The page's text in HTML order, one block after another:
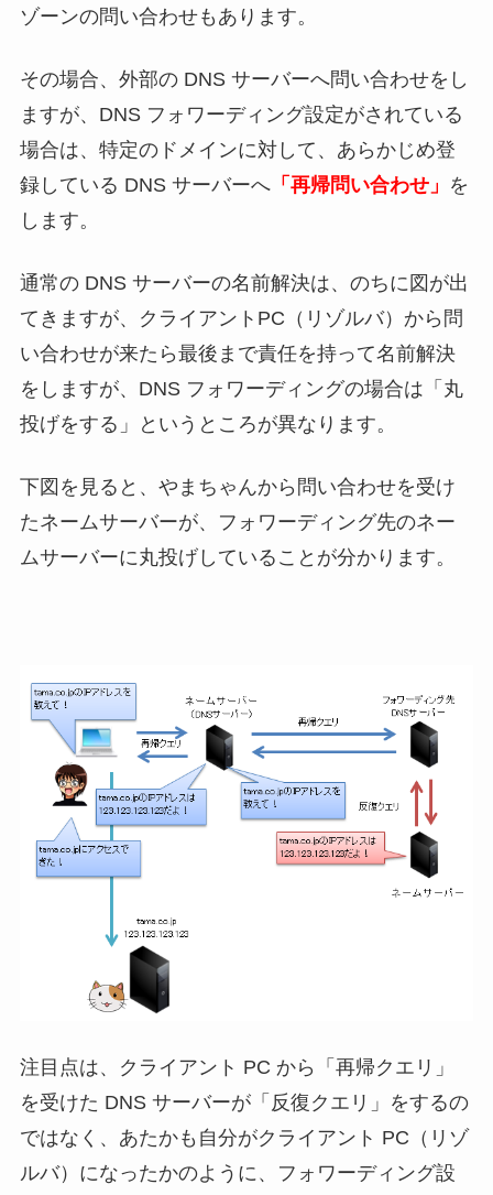
ゾーンの問い合わせもあります。
その場合、外部の DNS サーバーへ問い合わせをし
ますが、DNS フォワーディング設定がされている
場合は、特定のドメインに対して、あらかじめ登
録している DNS サーバーへ「再帰問い合わせ」 を
します。
通常の DNS サーバーの名前解決は、のちに図が出
てきますが、クライアントPC（リゾルバ）から問
い合わせが来たら最後まで責任を持って名前解決
をしますが、DNS フォワーディングの場合は「丸
投げをする」というところが異なります。
下図を見ると、やまちゃんから問い合わせを受け
たネームサーバーが、フォワーディング先のネー
ムサーバーに丸投げしていることが分かります。
注目点は、クライアント PC から「再帰クエリ」
を受けた DNS サーバーが「反復クエリ」をするの
ではなく、あたかも自分がクライアント PC（リゾ
ルバ）になったかのように、フォワーディング設